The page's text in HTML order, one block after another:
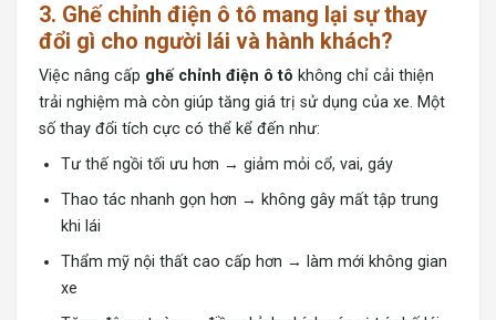
3. Ghế chỉnh điện ô tô mang lại sự thay
đổi gì cho người lái và hành khách?
Việc nâng cấp ghế chỉnh điện ô tô không chỉ cải thiện
trải nghiệm mà còn giúp tăng giá trị sử dụng của xe. Một
số thay đổi tích cực có thể kể đến như:
Tư thế ngồi tối ưu hơn → giảm mỏi cổ, vai, gáy
Thao tác nhanh gọn hơn → không gây mất tập trung
khi lái
Thẩm mỹ nội thất cao cấp hơn → làm mới không gian
xe